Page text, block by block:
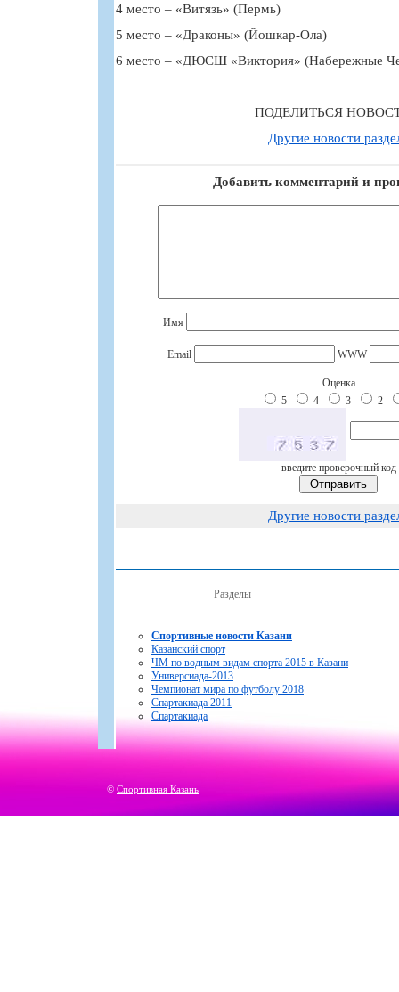
4 место – «Витязь» (Пермь)
5 место – «Драконы» (Йошкар-Ола)
6 место – «ДЮСШ «Виктория» (Набережные
ПОДЕЛИТЬСЯ
Другие новости
Добавить комментарий и
Имя
Email WWW
Оценка
5
4 3 2
введите проверочный код
Другие новости
Разделы
Спортивные новости Казани
Казанский спорт
ЧМ по водным видам спорта 2015 в Казани
Универсиада-2013
Чемпионат мира по футболу 2018
Спартакиада 2011
Спартакиада
© Спортивная Казань